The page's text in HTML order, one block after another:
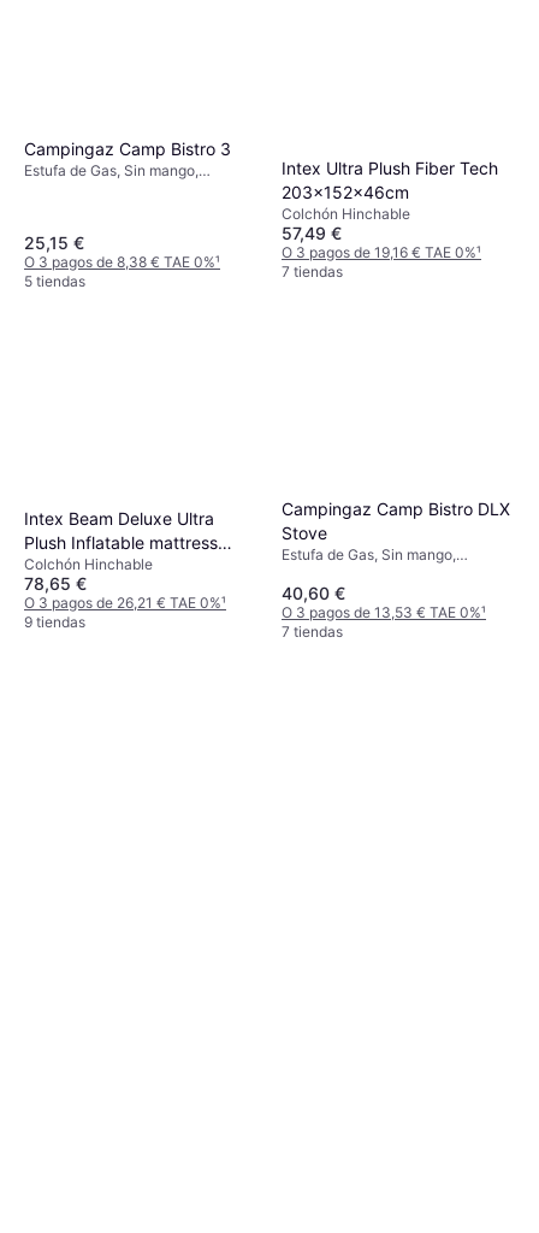
Campingaz Camp Bistro 3
Estufa de Gas, Sin mango,
25,15 €
O 3 pagos de 8,38 € TAE 0%¹
5 tiendas
Intex Ultra Plush Fiber Tech
203x152x46cm
Colchón Hinchable
57,49 €
O 3 pagos de 19,16 € TAE 0%¹
7 tiendas
Intex Beam Deluxe Ultra
Plush Inflatable mattress
236x152x46cm
Colchón Hinchable
78,65 €
O 3 pagos de 26,21 € TAE 0%¹
9 tiendas
Campingaz Camp Bistro DLX
Stove
Estufa de Gas, Sin mango,
40,60 €
O 3 pagos de 13,53 € TAE 0%¹
7 tiendas